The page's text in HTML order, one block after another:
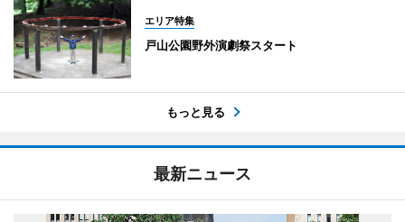
エリア特集
戸山公園野外演劇祭スタート
もっと見る
最新ニュース